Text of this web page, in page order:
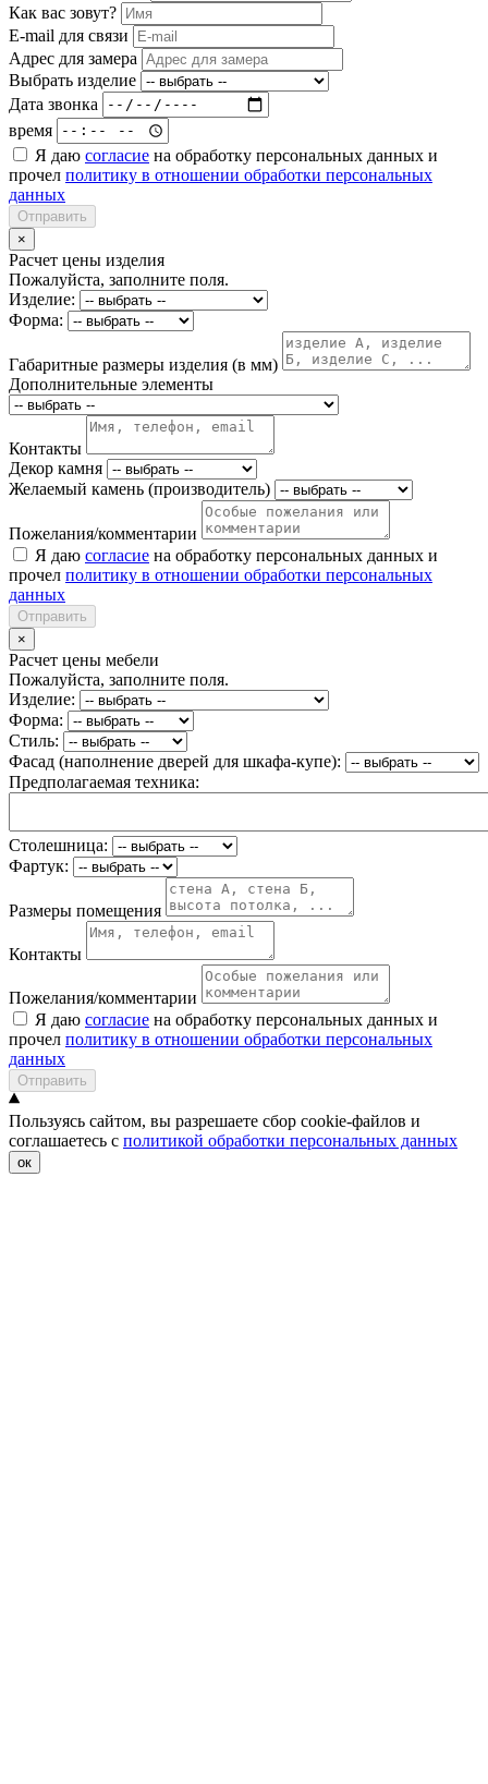
Как вас зовут?
E-mail для связи
Адрес для замера
Выбрать изделие
Дата звонка
время
Я даю согласие на обработку персональных данных и
прочел политику в отношении обработки персональных
данных
Отправить
×
Расчет цены изделия
Пожалуйста, заполните поля.
Изделие:
Форма:
Габаритные размеры изделия (в мм)
Дополнительные элементы
Контакты
Декор камня
Желаемый камень (производитель)
Пожелания/комментарии
Я даю согласие на обработку персональных данных и
прочел политику в отношении обработки персональных
данных
Отправить
×
Расчет цены мебели
Пожалуйста, заполните поля.
Изделие:
Форма:
Стиль:
Фасад (наполнение дверей для шкафа-купе):
Предполагаемая техника:
Столешница:
Фартук:
Размеры помещения
Контакты
Пожелания/комментарии
Я даю согласие на обработку персональных данных и
прочел политику в отношении обработки персональных
данных
Отправить
Пользуясь сайтом, вы разрешаете сбор cookie-файлов и
соглашаетесь с политикой обработки персональных данных
ок